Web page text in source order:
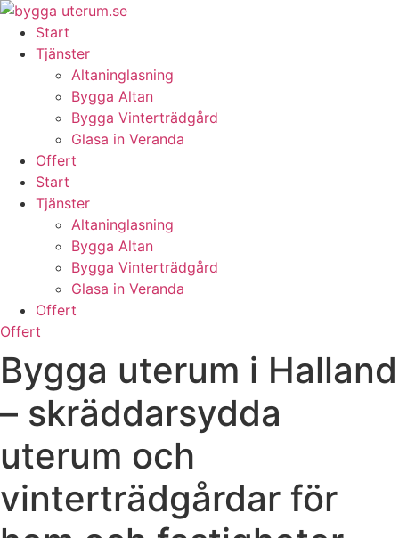
Skip
content
Start
Tjänster
Altaninglasning
Bygga Altan
Bygga Vinterträdgård
Glasa in Veranda
Offert
Start
Tjänster
Altaninglasning
Bygga Altan
Bygga Vinterträdgård
Glasa in Veranda
Offert
Offert
Bygga uterum i Halland
– skräddarsydda
uterum och
vinterträdgårdar för